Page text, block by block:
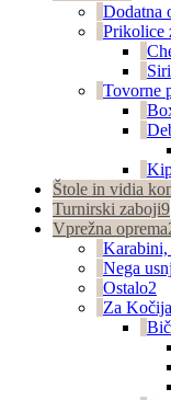
Dodatna
Prikolice
Tovorne
Štole in vidia
Turnirski zaboji9
Vprežna oprema
Nega
Ostalo2
Za